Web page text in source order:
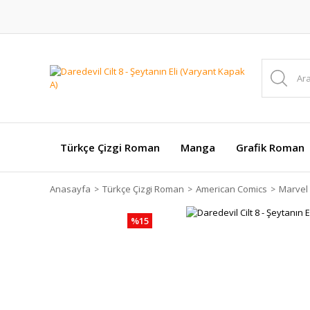
Türkçe Çizgi Roman Manga Grafik Roman
Anasayfa Türkçe Çizgi Roman American Comics Marvel
%15